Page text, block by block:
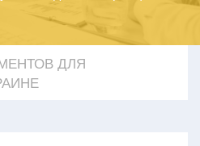
ДЛЯ